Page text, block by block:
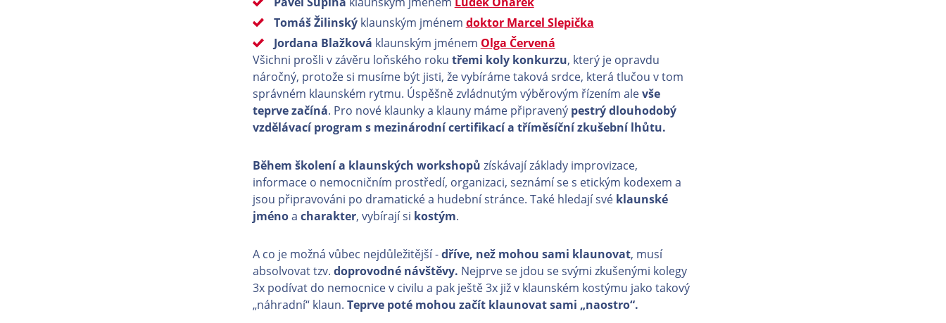
Tomáš Žilinský klaunským jménem doktor Marcel Slepička
Jordana Blažková klaunským jménem Olga Červená
Všichni prošli v závěru loňského roku třemi koly konkurzu, který je opravdu
náročný, protože si musíme být jisti, že vybíráme taková srdce, která tlučou v tom
správném klaunském rytmu. Úspěšně zvládnutým výběrovým řízením alevše
teprve začíná. Pro nové klaunky a klauny máme připravený pestrý dlouhodobý
vzdělávací program s mezinárodní certifikací a tříměsíční zkušební lhůtu.
Během školení a klaunských workshopů získávají základy improvizace,
informace o nemocničním prostředí, organizaci, seznámí se s etickým kodexem a
jsou připravováni po dramatické a hudební stránce. Také hledají své klaunské
jménoa charakter, vybírají si kostým.
A co je možná vůbec nejdůležitější -dříve, než mohou sami klaunovat, musí
absolvovat tzv. doprovodné návštěvy. Nejprve se jdou se svými zkušenými kolegy
3x podívat do nemocnice v civilu a pak ještě 3x již v klaunském kostýmu jako takový
„náhradní“ klaun. Teprve poté mohou začít klaunovat sami „naostro“.